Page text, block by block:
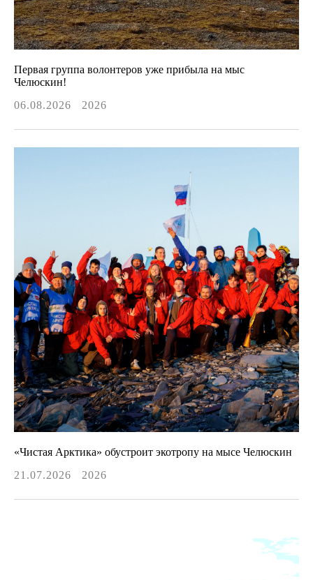
Первая группа волонтеров уже прибыла на мыс
Челюскин!
06.08.2026
2026
«Чистая Арктика» обустроит экотропу на мысе Челюскин
21.07.2026
2026